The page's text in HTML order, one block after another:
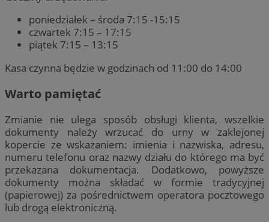
poniedziałek – środa 7:15 -15:15
czwartek 7:15 – 17:15
piątek 7:15 – 13:15
Kasa czynna będzie w godzinach od 11:00 do 14:00
Warto pamiętać
Zmianie nie ulega sposób obsługi klienta, wszelkie
dokumenty należy wrzucać do urny w zaklejonej
kopercie ze wskazaniem: imienia i nazwiska, adresu,
numeru telefonu oraz nazwy działu do którego ma być
przekazana dokumentacja. Dodatkowo, powyższe
dokumenty można składać w formie tradycyjnej
(papierowej) za pośrednictwem operatora pocztowego
lub drogą elektroniczną.